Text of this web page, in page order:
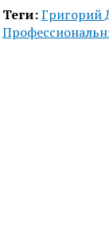
Теги:Григорий